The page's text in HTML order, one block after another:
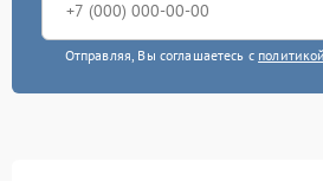
Отправляя, Вы соглашаетесь с